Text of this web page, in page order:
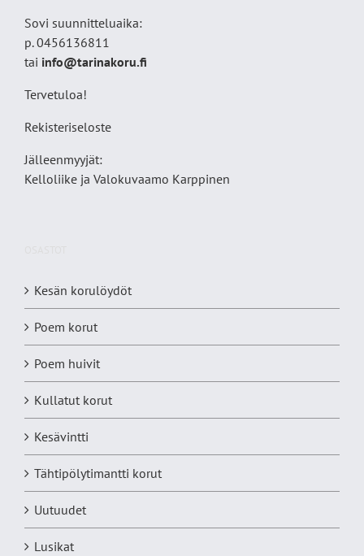
Sovi suunnitteluaika:
p. 0456136811
tai info@tarinakoru.fi
Tervetuloa!
Rekisteriseloste
Jälleenmyyjät:
Kelloliike ja Valokuvaamo Karppinen
Kesän korulöydöt
Poem korut
Poem huivit
Kullatut korut
Kesävintti
Tähtipölytimantti korut
Uutuudet
Lusikat